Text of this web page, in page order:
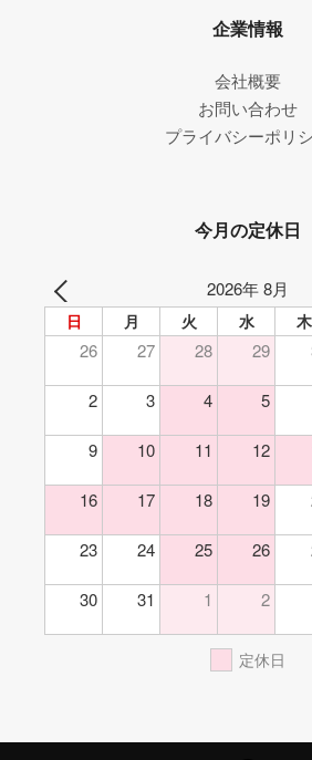
企業情報
会社概要
お問い合わせ
プライバシーポリ
今月の定休日
2026年 8月
日 月 火 水 木
26 27 28 29
2 3 4 5
9 10 11 12
16 17 18 19
23 24 25 26
30 31 1 2
定休日